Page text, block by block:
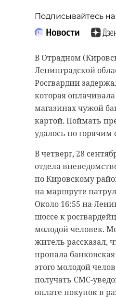
Подписывайтесь на
В Отрадном
Ленинградской
Росгвардии
которая
магазинах чужой
картой. Поймать
удалось по горячим
В четверг, 28
отдела
по Кировскому
на маршруте
Около 16:55 на
шоссе к
молодой человек.
житель рассказал,
пропала
этого молодой
получать СМС-
оплате покупок в
Подписывайтесь на
В пятницу, 29
Петербургом и
областью взошла
Пик приходится в
московскому
Явление
нескольким
Полнолуние
числа в 04:06, когда
подошел к Земле на
расстояние - 359 910
Из-за того, что
событиями
часов и 52 минуты,
говорят о
Примечательно, что
четвертое и
года такое явление.